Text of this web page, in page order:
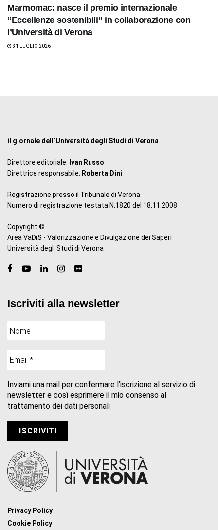
Marmomac: nasce il premio internazionale
“Eccellenze sostenibili” in collaborazione con
l’Università di Verona
31 LUGLIO 2026
il giornale dell’Università degli Studi di Verona
Direttore editoriale: Ivan Russo
Direttrice responsabile: Roberta Dini
Registrazione presso il Tribunale di Verona
Numero di registrazione testata N.1820 del 18.11.2008
Copyright ©
Area VaDiS - Valorizzazione e Divulgazione dei Saperi
Università degli Studi di Verona
Iscriviti alla newsletter
Inviami una mail per confermare l’iscrizione al servizio di
newsletter e così esprimere il mio consenso al
trattamento dei dati personali
Privacy Policy
Cookie Policy